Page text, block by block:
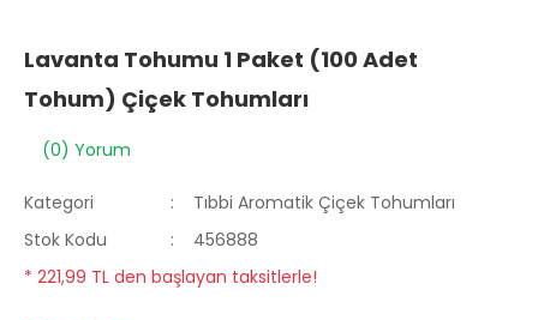
Lavanta Tohumu 1 Paket (100 Adet
Tohum) Çiçek Tohumları
(0) Yorum
Kategori
Tıbbi Aromatik Çiçek Tohumları
Stok Kodu
456888
* 221,99 TL den başlayan taksitlerle!